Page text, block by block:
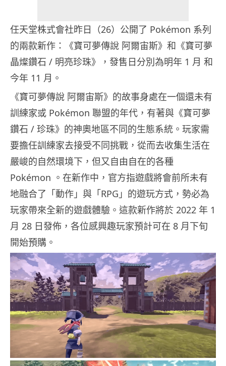
任天堂株式會社昨日（26）公開了 Pokémon 系列
的兩款新作：《寶可夢傳說 阿爾宙斯》和《寶可夢
晶燦鑽石 / 明亮珍珠》，發售日分別為明年 1 月 和
今年 11 月。
《寶可夢傳說 阿爾宙斯》的故事身處在一個還未有
訓練家或 Pokémon 聯盟的年代，有著與《寶可夢
鑽石 / 珍珠》的神奧地區不同的生態系統。玩家需
要擔任訓練家去接受不同挑戰，從而去收集生活在
嚴峻的自然環境下，但又自由自在的各種
Pokémon 。在新作中，官方指遊戲將會前所未有
地融合了「動作」與「RPG」的遊玩方式，勢必為
玩家帶來全新的遊戲體驗。這款新作將於 2022 年 1
月 28 日發佈，各位感興趣玩家預計可在 8 月下旬
開始預購。